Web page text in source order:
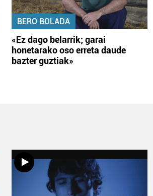
BERO BOLADA
«Ez dago belarrik; garai
honetarako oso erreta daude
bazter guztiak»